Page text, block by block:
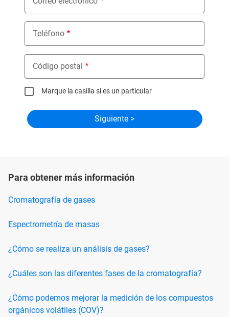
Teléfono
Código postal
Marque la casilla si es un particular
Para obtener más información
Cromatografía de gases
Espectrometría de masas
¿Cómo se realiza un análisis de gases?
¿Cuáles son las diferentes fases de la cromatografía?
¿Cómo podemos mejorar la medición de los compuestos
orgánicos volátiles (COV)?